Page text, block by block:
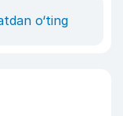
o‘ting